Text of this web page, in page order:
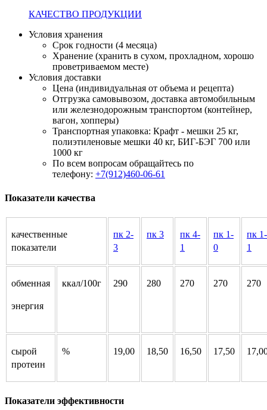
КАЧЕСТВО ПРОДУКЦИИ
Условия хранения
Срок годности (4 месяца)
Хранение (хранить в сухом, прохладном, хорошо
проветриваемом месте)
Условия доставки
Цена (индивидуальная от объема и рецепта)
Отгрузка самовывозом, доставка автомобильным
или железнодорожным транспортом (контейнер,
вагон, хопперы)
Транспортная упаковка: Крафт - мешки 25 кг,
полиэтиленовые мешки 40 кг, БИГ-БЭГ 700 или
1000 кг
По всем вопросам обращайтесь по
телефону: +7(912)460-06-61
Показатели качества
качественные
показатели
пк 2-
3
пк 3
пк 4-
1
пк 1-
0
пк 1-
1
обменная
энергия
ккал/100г 290 280 270 270 270
сырой
протеин
% 19,00 18,50 16,50 17,50
Показатели эффективности